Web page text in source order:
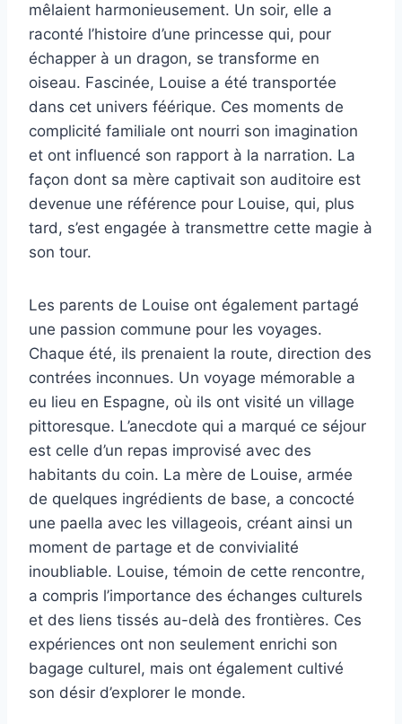
mêlaient harmonieusement. Un soir, elle a
raconté l’histoire d’une princesse qui, pour
échapper à un dragon, se transforme en
oiseau. Fascinée, Louise a été transportée
dans cet univers féérique. Ces moments de
complicité familiale ont nourri son imagination
et ont influencé son rapport à la narration. La
façon dont sa mère captivait son auditoire est
devenue une référence pour Louise, qui, plus
tard, s’est engagée à transmettre cette magie à
son tour.
Les parents de Louise ont également partagé
une passion commune pour les voyages.
Chaque été, ils prenaient la route, direction des
contrées inconnues. Un voyage mémorable a
eu lieu en Espagne, où ils ont visité un village
pittoresque. L’anecdote qui a marqué ce séjour
est celle d’un repas improvisé avec des
habitants du coin. La mère de Louise, armée
de quelques ingrédients de base, a concocté
une paella avec les villageois, créant ainsi un
moment de partage et de convivialité
inoubliable. Louise, témoin de cette rencontre,
a compris l’importance des échanges culturels
et des liens tissés au-delà des frontières. Ces
expériences ont non seulement enrichi son
bagage culturel, mais ont également cultivé
son désir d’explorer le monde.